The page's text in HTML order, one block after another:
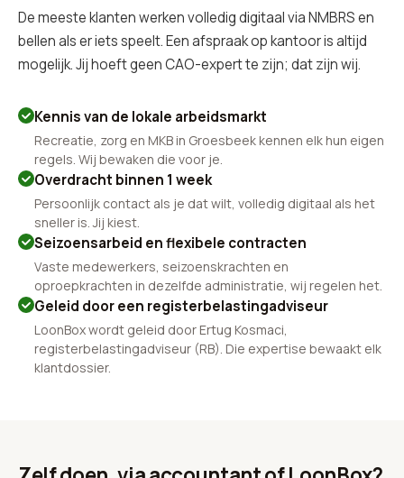
De meeste klanten werken volledig digitaal via NMBRS en
bellen als er iets speelt. Een afspraak op kantoor is altijd
mogelijk. Jij hoeft geen CAO-expert te zijn; dat zijn wij.
Kennis van de lokale arbeidsmarkt
Recreatie, zorg en MKB in Groesbeek kennen elk hun eigen
regels. Wij bewaken die voor je.
Overdracht binnen 1 week
Persoonlijk contact als je dat wilt, volledig digitaal als het
sneller is. Jij kiest.
Seizoensarbeid en flexibele contracten
Vaste medewerkers, seizoenskrachten en
oproepkrachten in dezelfde administratie, wij regelen het.
Geleid door een registerbelastingadviseur
LoonBox wordt geleid door Ertug Kosmaci,
registerbelastingadviseur (RB). Die expertise bewaakt elk
klantdossier.